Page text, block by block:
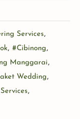
Services,
, #Cibinong,
Manggarai,
Wedding,
,